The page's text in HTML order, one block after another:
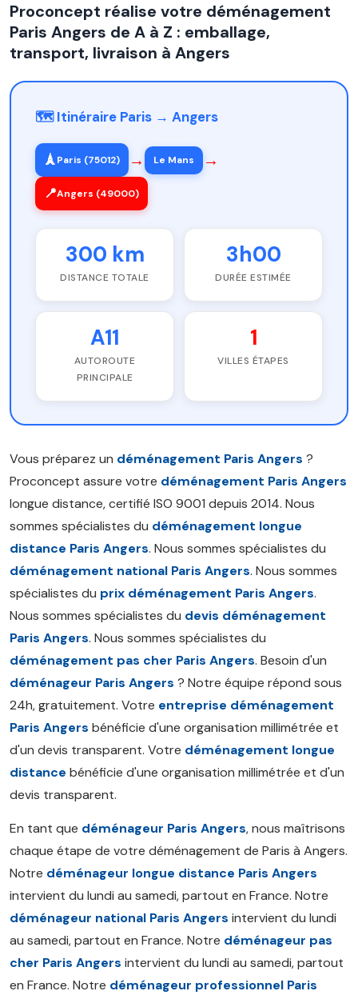
Proconcept réalise votre déménagement
Paris Angers de A à Z : emballage,
transport, livraison à Angers
🗺️ Itinéraire Paris → Angers
🗼Paris (75012) → Le Mans →
📍Angers (49000)
300 km
DISTANCE TOTALE
3h00
DURÉE ESTIMÉE
A11
AUTOROUTE
PRINCIPALE
1
VILLES ÉTAPES
Vous préparez un déménagement Paris Angers ?
Proconcept assure votre déménagement Paris Angers
longue distance, certifié ISO 9001 depuis 2014. Nous
sommes spécialistes du déménagement longue
distance Paris Angers. Nous sommes spécialistes du
déménagement national Paris Angers. Nous sommes
spécialistes du prix déménagement Paris Angers.
Nous sommes spécialistes du devis déménagement
Paris Angers. Nous sommes spécialistes du
déménagement pas cher Paris Angers. Besoin d'un
déménageur Paris Angers ? Notre équipe répond sous
24h, gratuitement. Votre entreprise déménagement
Paris Angers bénéficie d'une organisation millimétrée et
d'un devis transparent. Votre déménagement longue
distance bénéficie d'une organisation millimétrée et d'un
devis transparent.
En tant que déménageur Paris Angers, nous maîtrisons
chaque étape de votre déménagement de Paris à Angers.
Notre déménageur longue distance Paris Angers
intervient du lundi au samedi, partout en France. Notre
déménageur national Paris Angers intervient du lundi
au samedi, partout en France. Notre déménageur pas
cher Paris Angers intervient du lundi au samedi, partout
en France. Notre déménageur professionnel Paris